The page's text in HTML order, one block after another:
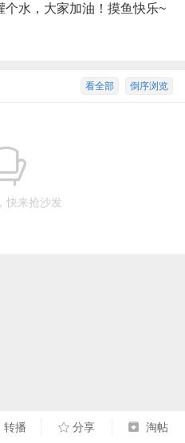
个水，大家加油！摸鱼快乐~
倒序浏览
看全部
快来抢沙发
转播 分享 淘帖